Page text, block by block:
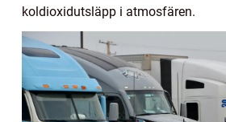
koldioxidutsläpp i atmosfären.